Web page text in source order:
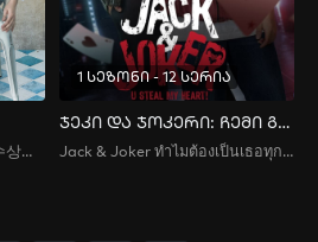
SUSPICIOUS PARTNER \ 수상한 파트너
1 სეზონი - 12 სერია
ჯეკი და ჯოკერი: ჩემი გული მოიპარე
Jack & Joker ทำไมต้องเป็นเธอทุกที / Jack & Joker: U Steal My Heart!